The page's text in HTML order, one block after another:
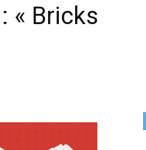
« Bricks